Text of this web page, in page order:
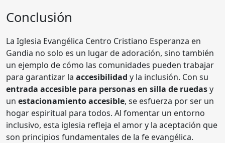
Conclusión
La Iglesia Evangélica Centro Cristiano Esperanza en
Gandia no solo es un lugar de adoración, sino también
un ejemplo de cómo las comunidades pueden trabajar
para garantizar la accesibilidad y la inclusión. Con su
entrada accesible para personas en silla de ruedasy
un estacionamiento accesible, se esfuerza por ser un
hogar espiritual para todos. Al fomentar un entorno
inclusivo, esta iglesia refleja el amor y la aceptación que
son principios fundamentales de la fe evangélica.